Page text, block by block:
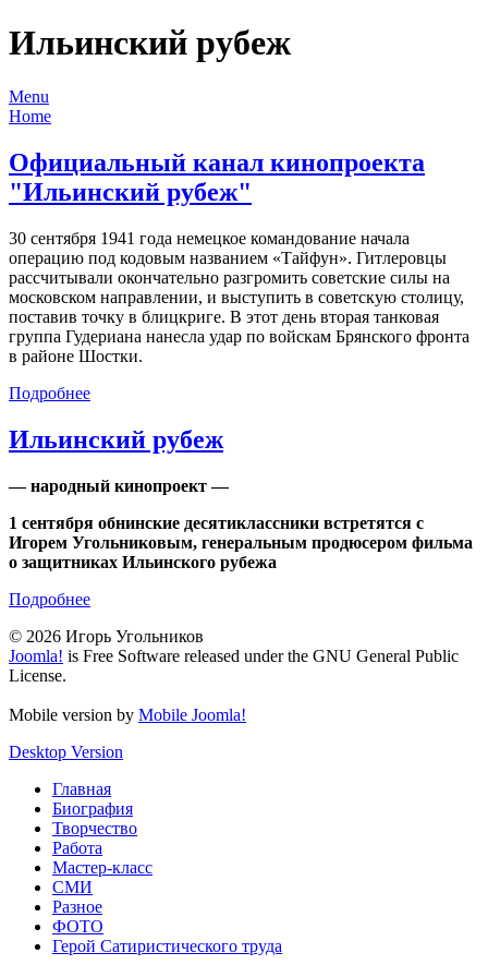
Ильинский рубеж
Menu
Home
Официальный канал кинопроекта
"Ильинский рубеж"
30 сентября 1941 года немецкое командование начала
операцию под кодовым названием «Тайфун». Гитлеровцы
рассчитывали окончательно разгромить советские силы на
московском направлении, и выступить в советскую столицу,
поставив точку в блицкриге. В этот день вторая танковая
группа Гудериана нанесла удар по войскам Брянского фронта
в районе Шостки.
Подробнее
Ильинский рубеж
— народный кинопроект —
1 сентября обнинские десятиклассники встретятся с
Игорем Угольниковым, генеральным продюсером фильма
о защитниках Ильинского рубежа
Подробнее
© 2026 Игорь Угольников
Joomla! is Free Software released under the GNU General Public
License.
Mobile version by Mobile Joomla!
Desktop Version
Главная
Биография
Творчество
Работа
Мастер-класс
СМИ
Разное
ФОТО
Герой Сатиристического труда